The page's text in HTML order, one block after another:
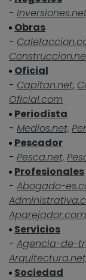
-
Obras
-
Oficial
- Capitan.net,
Oficial.com
Periodista
- Medios.net,
Pescador
- Pesca.net,
Profesionales
- Abogado-
Servicios
- Agencia-de-
Sociedad